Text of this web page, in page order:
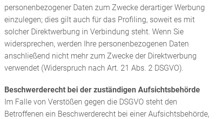
personenbezogener Daten zum Zwecke derartiger Werbung
einzulegen; dies gilt auch für das Profiling, soweit es mit
solcher Direktwerbung in Verbindung steht. Wenn Sie
widersprechen, werden Ihre personenbezogenen Daten
anschließend nicht mehr zum Zwecke der Direktwerbung
verwendet (Widerspruch nach Art. 21 Abs. 2 DSGVO).
Beschwerderecht bei der zuständigen Aufsichtsbehörde
Im Falle von Verstößen gegen die DSGVO steht den
Betroffenen ein Beschwerderecht bei einer Aufsichtsbehörde,